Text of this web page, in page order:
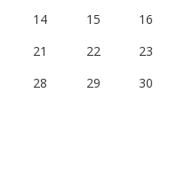
14
15 16
21
22 23
28
29 30